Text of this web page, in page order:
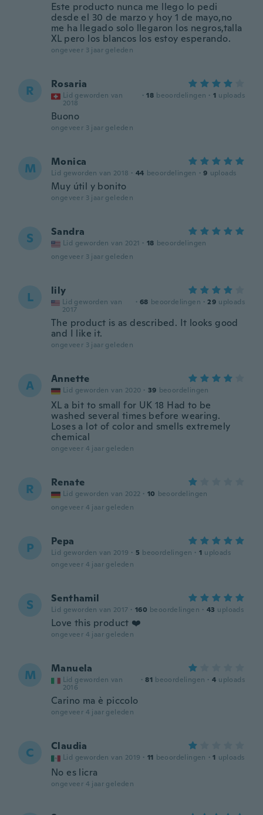
Este producto nunca me llego lo pedi
desde el 30 de marzo y hoy 1 de mayo,no
me ha llegado solo llegaron los negros,talla
XL pero los blancos los estoy esperando.
ongeveer 3 jaar geleden
R Rosaria
Lid geworden van
2018
· 18 beoordelingen · 1 uploads
Buono
ongeveer 3 jaar geleden
M Monica
Lid geworden van 2018 · 44 beoordelingen · 9 uploads
Muy útil y bonito
ongeveer 3 jaar geleden
S Sandra
Lid geworden van 2021 · 18 beoordelingen
ongeveer 3 jaar geleden
L lily
Lid geworden van
2017
· 68 beoordelingen · 29 uploads
The product is as described. It looks good
and I like it.
ongeveer 3 jaar geleden
A Annette
Lid geworden van 2020 · 39 beoordelingen
XL a bit to small for UK 18 Had to be
washed several times before wearing.
Loses a lot of color and smells extremely
chemical
ongeveer 4 jaar geleden
R Renate
Lid geworden van 2022 · 10 beoordelingen
ongeveer 4 jaar geleden
P Pepa
Lid geworden van 2019 · 5 beoordelingen · 1 uploads
ongeveer 4 jaar geleden
S Senthamil
Lid geworden van 2017 · 160 beoordelingen · 43 uploads
Love this product ❤️
ongeveer 4 jaar geleden
M Manuela
Lid geworden van
2016
· 81 beoordelingen · 4 uploads
Carino ma è piccolo
ongeveer 4 jaar geleden
C Claudia
Lid geworden van 2019 · 11 beoordelingen · 1 uploads
No es licra
ongeveer 4 jaar geleden